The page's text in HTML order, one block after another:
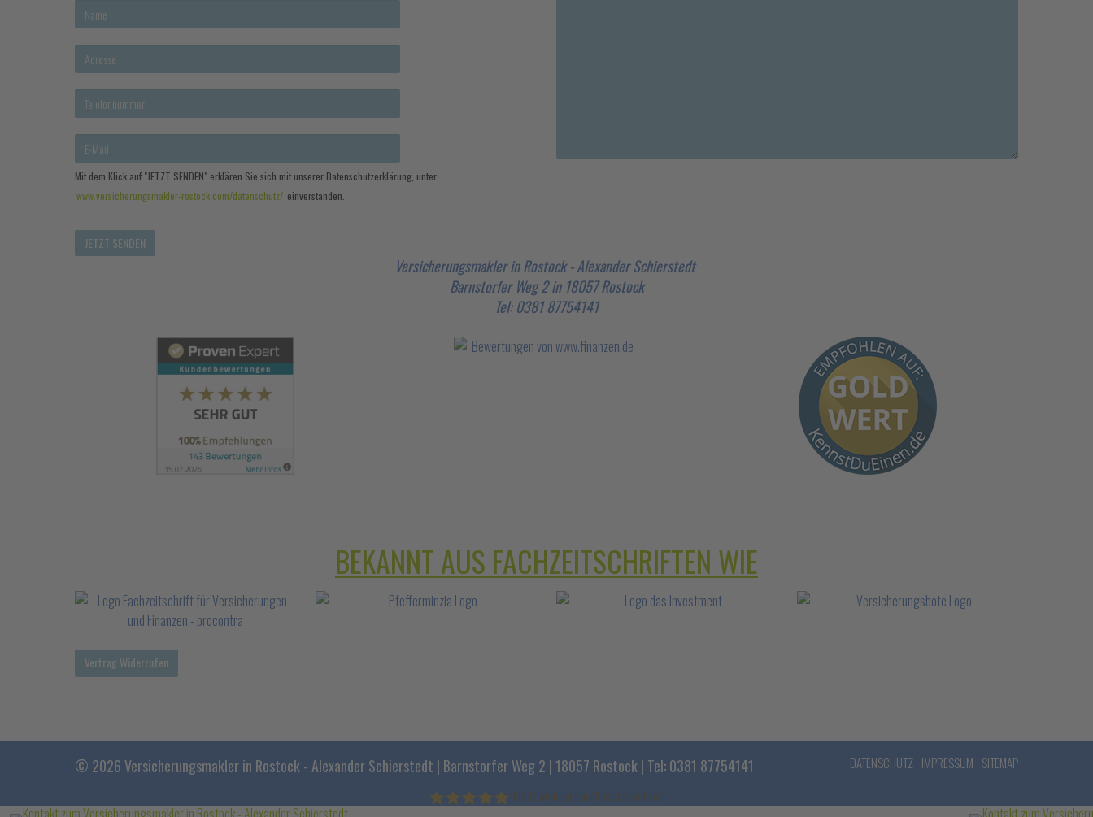
Mit dem Klick auf "JETZT SENDEN" erklären Sie sich mit unserer Datenschutzerklärung, unter
www.versicherungsmakler-rostock.com/datenschutz/ einverstanden.
Versicherungsmakler in Rostock - Alexander Schierstedt
Barnstorfer Weg 2 in 18057 Rostock
Tel: 0381 87754141
BEKANNT AUS FACHZEITSCHRIFTEN WIE
Vertrag Widerrufen
© 2026 Versicherungsmakler in Rostock - Alexander Schierstedt | Barnstorfer Weg 2 | 18057 Rostock | Tel: 0381 87754141 DATENSCHUTZ IMPRESSUM SITEMAP
143 Bewertungen auf ProvenExpert.com